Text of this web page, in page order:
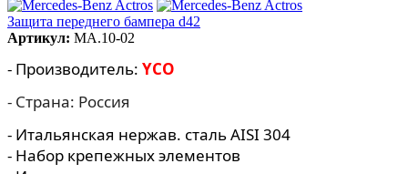
Защита переднего бампера d42
Артикул: MA.10-02
- Производитель: YCO
- Страна: Россия
- Итальянская нержав. сталь AISI 304
- Набор крепежных элементов